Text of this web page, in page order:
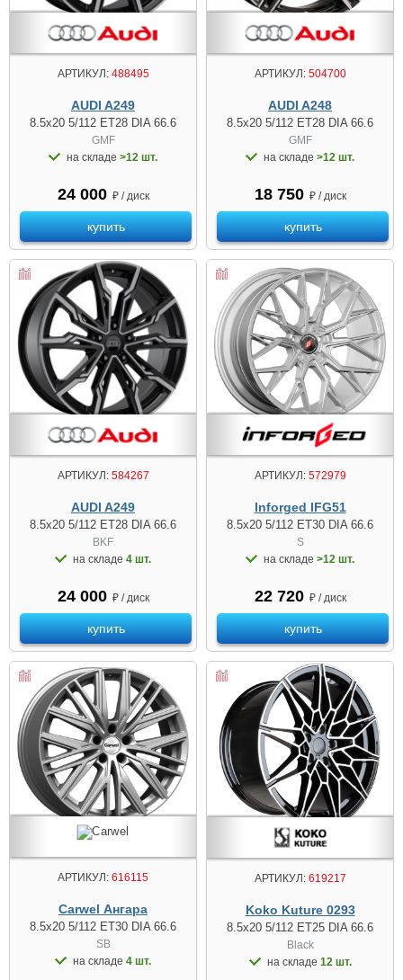
АРТИКУЛ:488495
AUDI A249
8.5x20 5/112 ET28 DIA 66.6
GMF
на складе >12 шт.
24 000 ₽ / диск
купить
АРТИКУЛ:504700
AUDI A248
8.5x20 5/112 ET28 DIA 66.6
GMF
на складе >12 шт.
18 750 ₽ / диск
купить
АРТИКУЛ:584267
AUDI A249
8.5x20 5/112 ET28 DIA 66.6
BKF
на складе 4 шт.
24 000 ₽ / диск
купить
АРТИКУЛ:572979
Inforged IFG51
8.5x20 5/112 ET30 DIA 66.6
S
на складе >12 шт.
22 720 ₽ / диск
купить
АРТИКУЛ: 616115
Carwel Ангара
8.5x20 5/112 ET30 DIA 66.6
SB
на складе 4 шт.
АРТИКУЛ:619217
Koko Kuture 0293
8.5x20 5/112 ET25 DIA 66.6
Black
на складе 12 шт.